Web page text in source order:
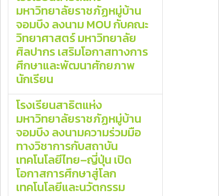
มหาวิทยาลัยราชภัฏหมู่บ้าน
จอมบึง ลงนาม MOU กับคณะ
วิทยาศาสตร์ มหาวิทยาลัย
ศิลปากร เสริมโอกาสทางการ
ศึกษาและพัฒนาศักยภาพ
นักเรียน
โรงเรียนสาธิตแห่ง
มหาวิทยาลัยราชภัฏหมู่บ้าน
จอมบึง ลงนามความร่วมมือ
ทางวิชาการกับสถาบัน
เทคโนโลยีไทย–ญี่ปุ่น เปิด
โอกาสการศึกษาสู่โลก
เทคโนโลยีและนวัตกรรม